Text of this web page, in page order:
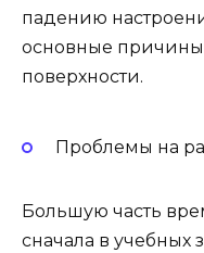
падению
основные причины,
поверхности.
Проблемы на
Большую часть
сначала в учебных